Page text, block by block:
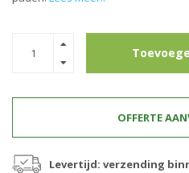
OFFERTE
Levertijd: verzending